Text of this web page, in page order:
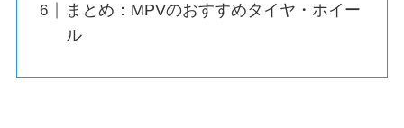
まとめ：MPVのおすすめタイヤ・ホイー
ル